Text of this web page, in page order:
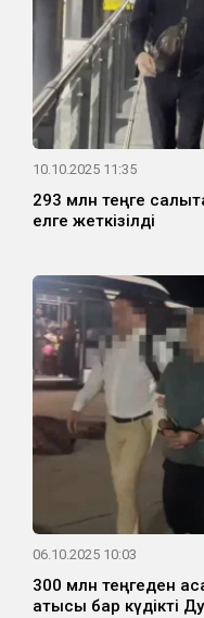
10.10.2025 11:35
293 млн теңге
елге жеткізілді
06.10.2025 10:03
300 млн теңгеден
қатысы бар күдікті